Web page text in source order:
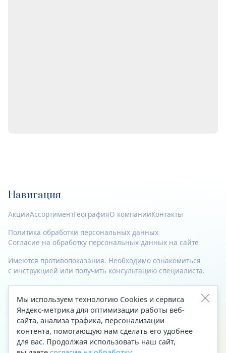
Навигация
АкцииАссортиментГеографияО компанииКонтакты
Политика обработки персональных данных
Согласие на обработку персональных данных на сайте
Имеются противопоказания. Необходимо ознакомиться
с инструкцией или получить консультацию специалиста.
© 2023—2026 Все права защищены.
Адрес
Архангельск, ул. Папанина, д. 19 (вход в здание со стороны
автоцентра «Тойота»)
Мы используем технологию Cookies и сервиса
Яндекс-метрика для оптимизации работы веб-
сайта, анализа трафика, персонализации
контента, помогающую нам сделать его удобнее
для вас. Продолжая использовать наш сайт,